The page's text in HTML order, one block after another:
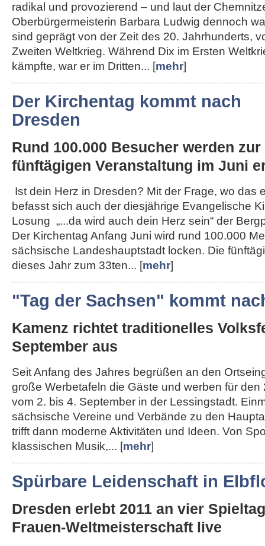
radikal und provozierend – und laut der
Oberbürgermeisterin Barbara Ludwig dennoch
sind geprägt von der Zeit des 20. Jahrhunderts,
Zweiten Weltkrieg. Während Dix im Ersten
kämpfte, war er im Dritten... [mehr]
Der Kirchentag kommt nach
Dresden
Rund 100.000 Besucher werden zur
fünftägigen Veranstaltung im Juni
Ist dein Herz in Dresden? Mit der Frage, wo das
befasst sich auch der diesjährige Evangelische
Losung „...da wird auch dein Herz sein“ der
Der Kirchentag Anfang Juni wird rund 100.000
sächsische Landeshauptstadt locken. Die
dieses Jahr zum 33ten... [mehr]
"Tag der Sachsen" kommt
Kamenz richtet traditionelles
September aus
Seit Anfang des Jahres begrüßen an den
große Werbetafeln die Gäste und werben für den
vom 2. bis 4. September in der Lessingstadt.
sächsische Vereine und Verbände zu den
trifft dann moderne Aktivitäten und Ideen. Von
klassischen Musik,... [mehr]
Spürbare Leidenschaft in
Dresden erlebt 2011 an vier
Frauen-Weltmeisterschaft live